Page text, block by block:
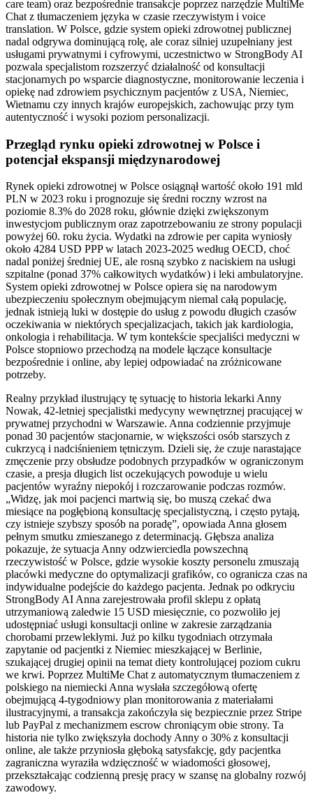
care team) oraz bezpośrednie transakcje poprzez narzędzie MultiMe
Chat z tłumaczeniem języka w czasie rzeczywistym i voice
translation. W Polsce, gdzie system opieki zdrowotnej publicznej
nadal odgrywa dominującą rolę, ale coraz silniej uzupełniany jest
usługami prywatnymi i cyfrowymi, uczestnictwo w StrongBody AI
pozwala specjalistom rozszerzyć działalność od konsultacji
stacjonarnych po wsparcie diagnostyczne, monitorowanie leczenia i
opiekę nad zdrowiem psychicznym pacjentów z USA, Niemiec,
Wietnamu czy innych krajów europejskich, zachowując przy tym
autentyczność i wysoki poziom personalizacji.
Przegląd rynku opieki zdrowotnej w Polsce i
potencjał ekspansji międzynarodowej
Rynek opieki zdrowotnej w Polsce osiągnął wartość około 191 mld
PLN w 2023 roku i prognozuje się średni roczny wzrost na
poziomie 8.3% do 2028 roku, głównie dzięki zwiększonym
inwestycjom publicznym oraz zapotrzebowaniu ze strony populacji
powyżej 60. roku życia. Wydatki na zdrowie per capita wyniosły
około 4284 USD PPP w latach 2023-2025 według OECD, choć
nadal poniżej średniej UE, ale rosną szybko z naciskiem na usługi
szpitalne (ponad 37% całkowitych wydatków) i leki ambulatoryjne.
System opieki zdrowotnej w Polsce opiera się na narodowym
ubezpieczeniu społecznym obejmującym niemal całą populację,
jednak istnieją luki w dostępie do usług z powodu długich czasów
oczekiwania w niektórych specjalizacjach, takich jak kardiologia,
onkologia i rehabilitacja. W tym kontekście specjaliści medyczni w
Polsce stopniowo przechodzą na modele łączące konsultacje
bezpośrednie i online, aby lepiej odpowiadać na zróżnicowane
potrzeby.
Realny przykład ilustrujący tę sytuację to historia lekarki Anny
Nowak, 42-letniej specjalistki medycyny wewnętrznej pracującej w
prywatnej przychodni w Warszawie. Anna codziennie przyjmuje
ponad 30 pacjentów stacjonarnie, w większości osób starszych z
cukrzycą i nadciśnieniem tętniczym. Dzieli się, że czuje narastające
zmęczenie przy obsłudze podobnych przypadków w ograniczonym
czasie, a presja długich list oczekujących powoduje u wielu
pacjentów wyraźny niepokój i rozczarowanie podczas rozmów.
„Widzę, jak moi pacjenci martwią się, bo muszą czekać dwa
miesiące na pogłębioną konsultację specjalistyczną, i często pytają,
czy istnieje szybszy sposób na poradę”, opowiada Anna głosem
pełnym smutku zmieszanego z determinacją. Głębsza analiza
pokazuje, że sytuacja Anny odzwierciedla powszechną
rzeczywistość w Polsce, gdzie wysokie koszty personelu zmuszają
placówki medyczne do optymalizacji grafików, co ogranicza czas na
indywidualne podejście do każdego pacjenta. Jednak po odkryciu
StrongBody AI Anna zarejestrowała profil sklepu z opłatą
utrzymaniową zaledwie 15 USD miesięcznie, co pozwoliło jej
udostępniać usługi konsultacji online w zakresie zarządzania
chorobami przewlekłymi. Już po kilku tygodniach otrzymała
zapytanie od pacjentki z Niemiec mieszkającej w Berlinie,
szukającej drugiej opinii na temat diety kontrolującej poziom cukru
we krwi. Poprzez MultiMe Chat z automatycznym tłumaczeniem z
polskiego na niemiecki Anna wysłała szczegółową ofertę
obejmującą 4-tygodniowy plan monitorowania z materiałami
ilustracyjnymi, a transakcja zakończyła się bezpiecznie przez Stripe
lub PayPal z mechanizmem escrow chroniącym obie strony. Ta
historia nie tylko zwiększyła dochody Anny o 30% z konsultacji
online, ale także przyniosła głęboką satysfakcję, gdy pacjentka
zagraniczna wyraziła wdzięczność w wiadomości głosowej,
przekształcając codzienną presję pracy w szansę na globalny rozwój
zawodowy.